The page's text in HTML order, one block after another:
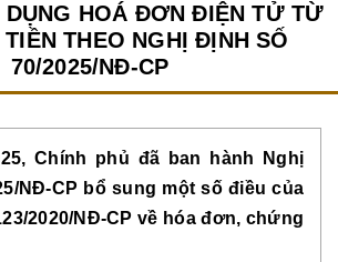
TUYỂN DỤNG LIÊN HỆ
DỤNG HOÁ ĐƠN ĐIỆN TỬ TỪ
THEO NGHỊ ĐỊNH SỐ
70/2025/NĐ-CP
Chính phủ đã ban hành Nghị
NĐ-CP bổ sung một số điều của
2020/NĐ-CP về hóa đơn, chứng